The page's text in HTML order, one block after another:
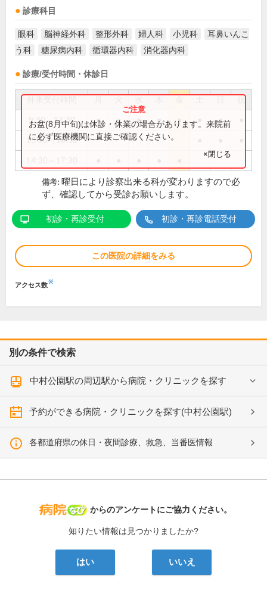
診療科目
眼科 脳神経外科 整形外科 婦人科 小児科
耳鼻いんこ
う科
糖尿病内科 循環器内科 消化器内科
診療/受付時間・休診日
祝
9:30～12:30 ● ● ● ● ● ●
13:30～16:30
お盆(8月中旬)は休診・休業の場合があります。来院前
に必ず医療機関に直接ご確認ください。
×閉じる
備考: 曜日により診察出来る科が変わりますので必
ず、確認してから受診お願いします。
初診・再診受付 初診・再診電話受付
この医院の詳細をみる
アクセス数※
別の条件で検索
中村公園駅の周辺駅から病院・クリニックを探す
予約ができる病院・クリニックを探す(中村公園駅)
各都道府県の休日・夜間診療、救急、当番医情報
病院なび
からのアンケートにご協力ください。
知りたい情報は見つかりましたか?
はい いいえ